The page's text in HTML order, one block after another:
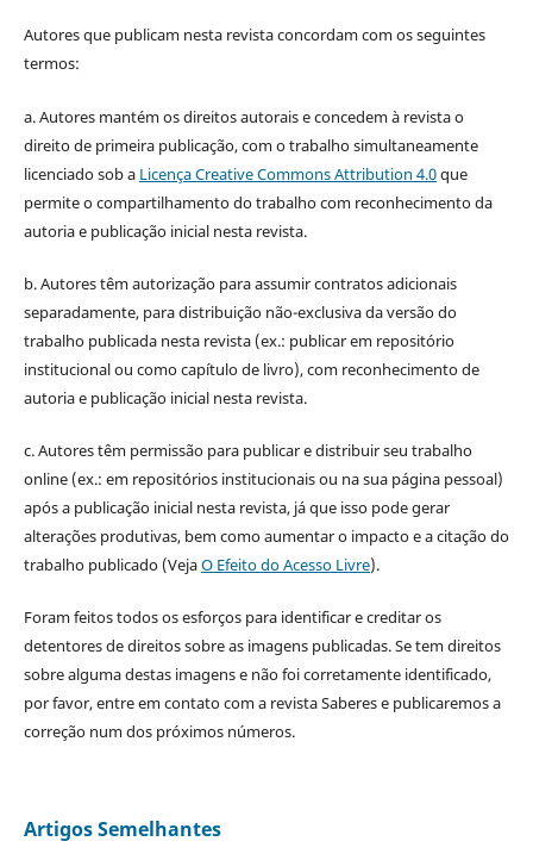
Autores que publicam nesta revista concordam com os seguintes
termos:
a. Autores mantém os direitos autorais e concedem à revista o
direito de primeira publicação, com o trabalho simultaneamente
licenciado sob a Licença Creative Commons Attribution 4.0que
permite o compartilhamento do trabalho com reconhecimento da
autoria e publicação inicial nesta revista.
b. Autores têm autorização para assumir contratos adicionais
separadamente, para distribuição não-exclusiva da versão do
trabalho publicada nesta revista (ex.: publicar em repositório
institucional ou como capítulo de livro), com reconhecimento de
autoria e publicação inicial nesta revista.
c. Autores têm permissão para publicar e distribuir seu trabalho
online (ex.: em repositórios institucionais ou na sua página pessoal)
após a publicação inicial nesta revista, já que isso pode gerar
alterações produtivas, bem como aumentar o impacto e a citação do
trabalho publicado (VejaO Efeito do Acesso Livre).
Foram feitos todos os esforços para identificar e creditar os
detentores de direitos sobre as imagens publicadas. Se tem direitos
sobre alguma destas imagens e não foi corretamente identificado,
por favor, entre em contato com a revista Saberes e publicaremos a
correção num dos próximos números.
Artigos Semelhantes